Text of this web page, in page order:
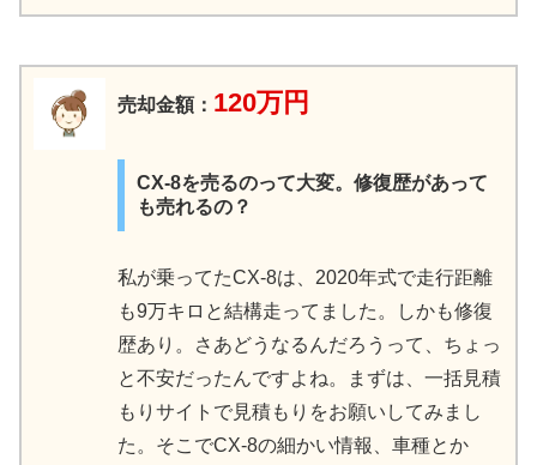
売却金額： 120万円
CX-8を売るのって大変。修復歴があって
も売れるの？
私が乗ってたCX-8は、2020年式で走行距離
も9万キロと結構走ってました。しかも修復
歴あり。さあどうなるんだろうって、ちょっ
と不安だったんですよね。まずは、一括見積
もりサイトで見積もりをお願いしてみまし
た。そこでCX-8の細かい情報、車種とか